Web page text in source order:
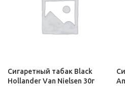
Сигаретный табак Black
Hollander Van Nielsen 30г